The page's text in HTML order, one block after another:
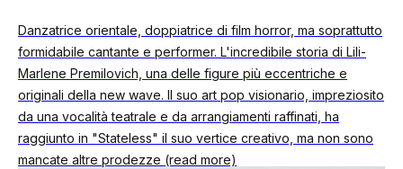
Danzatrice orientale, doppiatrice di film horror, ma soprattutto
formidabile cantante e performer. L'incredibile storia di Lili-
Marlene Premilovich, una delle figure più eccentriche e
originali della new wave. Il suo art pop visionario, impreziosito
da una vocalità teatrale e da arrangiamenti raffinati, ha
raggiunto in "Stateless" il suo vertice creativo, ma non sono
mancate altre prodezze (read more)